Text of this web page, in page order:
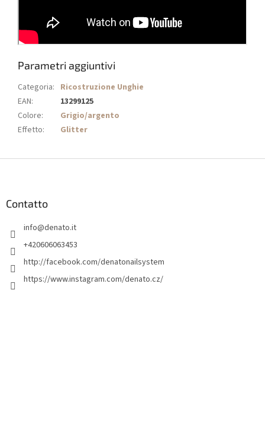
Parametri aggiuntivi
Categoria: Ricostruzione Unghie
EAN:
13299125
Colore:
Grigio/argento
Effetto: Glitter
Contatto
info@denato.it
+420606063453
http://facebook.com/denatonailsystem
https://www.instagram.com/denato.cz/